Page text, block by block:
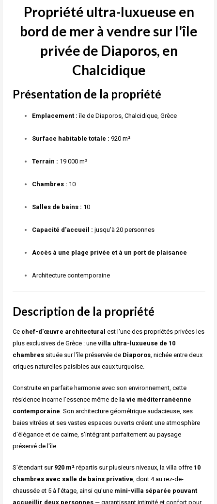
Propriété ultra-luxueuse en
bord de mer à vendre sur l'île
privée de Diaporos, en
Chalcidique
Présentation de la propriété
Emplacement : île de Diaporos, Chalcidique, Grèce
Surface habitable totale : 920 m²
Terrain : 19 000 m²
Chambres : 10
Salles de bains : 10
Capacité d'accueil : jusqu'à 20 personnes
Accès à une plage privée et à un port de plaisance
Architecture contemporaine
Description de la propriété
Ce chef-d'œuvre architectural est l'une des propriétés privées les
plus exclusives de Grèce : une villa ultra-luxueuse de 10
chambressituée sur l'île préservée de Diaporos, nichée entre deux
criques naturelles paisibles aux eaux turquoise.
Construite en parfaite harmonie avec son environnement, cette
résidence incarne l'essence même de la vie méditerranéenne
contemporaine. Son architecture géométrique audacieuse, ses
baies vitrées et ses vastes espaces ouverts créent une atmosphère
d'élégance et de calme, s'intégrant parfaitement au paysage
préservé de l'île.
S'étendant sur 920 m²répartis sur plusieurs niveaux, la villa offre 10
chambres avec salle de bains privative, dont 4 au rez-de-
chaussée et 5 à l'étage, ainsi qu'une mini-villa séparée pouvant
accueillir deux personnes— garantissant intimité et confort pour